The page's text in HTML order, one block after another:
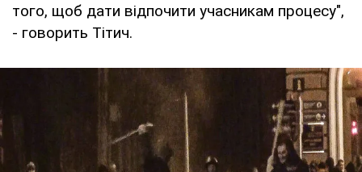
того, щоб дати відпочити учасникам процесу",
- говорить Тітич.